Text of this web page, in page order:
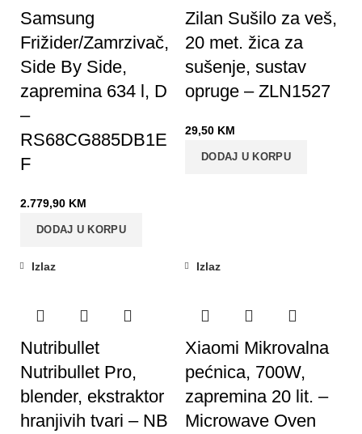
Samsung
Frižider/Zamrzivač,
Side By Side,
zapremina 634 l, D
–
RS68CG885DB1E
F
2.779,90 KM
DODAJ U KORPU
Zilan Sušilo za veš,
20 met. žica za
sušenje, sustav
opruge – ZLN1527
29,50 KM
DODAJ U KORPU
Izlaz
Nutribullet
Nutribullet Pro,
blender, ekstraktor
hranjivih tvari – NB
Izlaz
Xiaomi Mikrovalna
pećnica, 700W,
zapremina 20 lit. –
Microwave Oven